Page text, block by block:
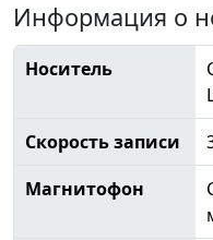
Информация о
Носитель
Скорость записи
Магнитофон